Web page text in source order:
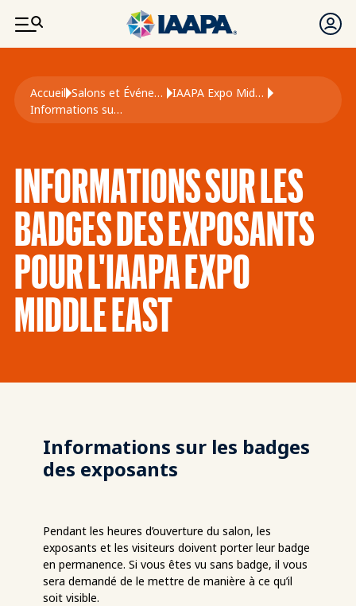
ALLER AU CONTENU PRINCIPAL
Fil d'Ariane
Accueil Salons et Événements
IAAPA Expo Middle East
Informations sur Les Badges D'exposant Pour L'Expo Middle East
INFORMATIONS SUR LES
BADGES DES EXPOSANTS
POUR L'IAAPA EXPO
MIDDLE EAST
Informations sur les badges
des exposants
Pendant les heures d’ouverture du salon, les
exposants et les visiteurs doivent porter leur badge
en permanence. Si vous êtes vu sans badge, il vous
sera demandé de le mettre de manière à ce qu’il
soit visible.